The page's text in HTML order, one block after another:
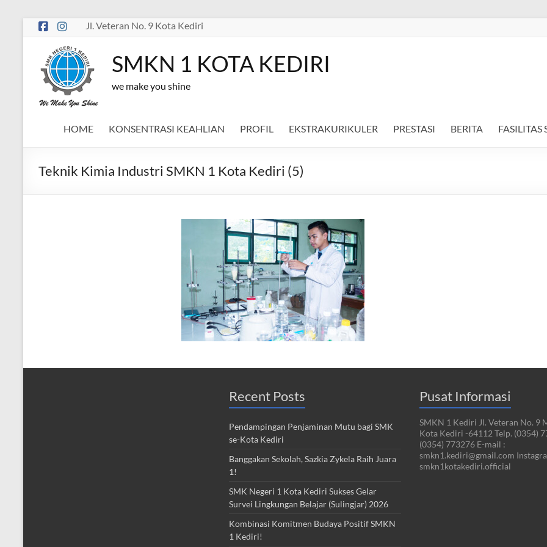
Skip
content
Jl. Veteran No. 9 Kota Kediri
SMKN 1 KOTA KEDIRI
we make you shine
HOME KONSENTRASI KEAHLIAN PROFIL EKSTRAKURIKULER PRESTASI BERITA FASILITAS
Teknik Kimia Industri SMKN 1 Kota Kediri (5)
Recent Posts
Pendampingan Penjaminan Mutu bagi SMK
se-Kota Kediri
Banggakan Sekolah, Sazkia Zykela Raih Juara
1!
SMK Negeri 1 Kota Kediri Sukses Gelar
Survei Lingkungan Belajar (Sulingjar) 2026
Kombinasi Komitmen Budaya Positif SMKN
1 Kediri!
Pusat Informasi
SMKN 1 Kediri Jl. Veteran No. 9
Kota Kediri -64112 Telp. (0354)
(0354) 773276 E-mail :
smkn1.kediri@gmail.com
smkn1kotakediri.official